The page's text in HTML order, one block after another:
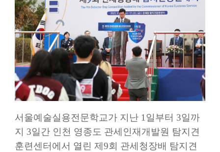
서울예술실용전문학교가 지난 1일부터 3일까
지 3일간 인천 영종도 관세인재개발원 탐지견
훈련센터에서 열린 제 9회 관세청장배 탐지견